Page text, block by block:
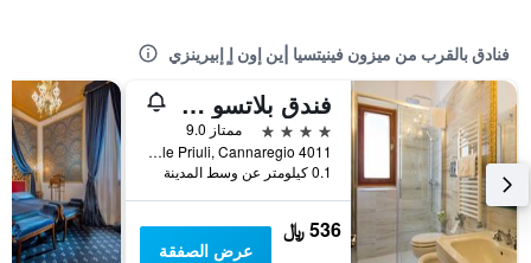
فنادق بالقرب من ميزون فينيتسيا |ين إون إ ٕإبيرينزي
فندق بلاتسو أباديسا
4 نجوم
ممتاز 9.0
Calle Priuli, Cannaregio 4011, البندقية, فينيتو, إيطاليا
0.1 كيلومتر عن وسط المدينة
536 ﷼
عرض الصفقة